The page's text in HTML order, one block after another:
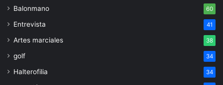
Balonmano 60
Entrevista 41
Artes marciales 38
golf 34
Halterofilia 34